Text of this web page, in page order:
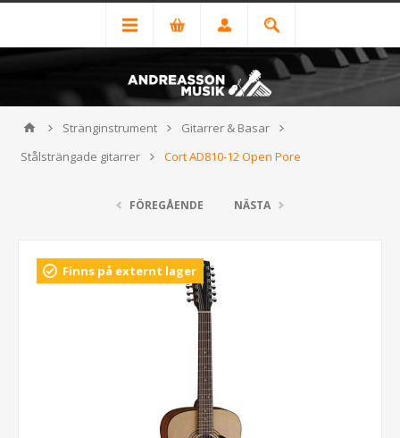
Stränginstrument
Gitarrer & Basar
Stålsträngade gitarrer
Cort AD810-12 Open Pore
FÖREGÅENDE NÄSTA
Finns på externt lager